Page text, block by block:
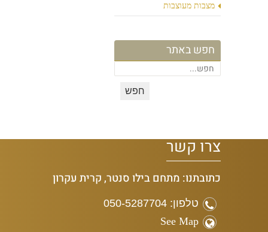
מצבות מעוצבות
חפש באתר
צרו קשר
כתובתנו: מתחם בילו סנטר, קרית עקרון
טלפון: 050-5287704
See Map